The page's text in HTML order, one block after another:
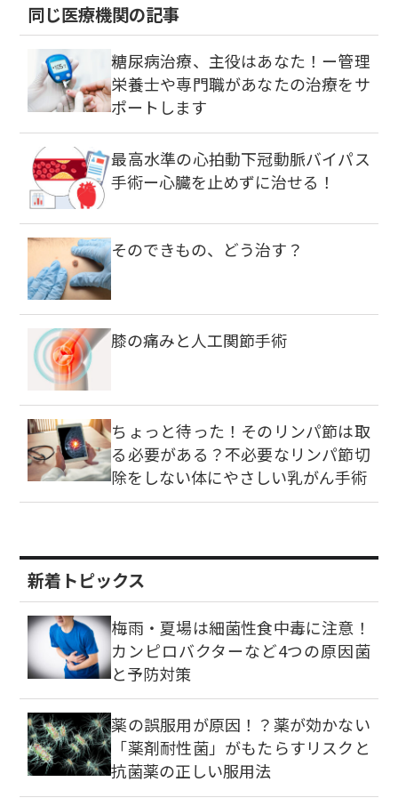
同じ医療機関の記事
糖尿病治療、主役はあなた！ー管理
栄養士や専門職があなたの治療をサ
ポートします
最高水準の心拍動下冠動脈バイパス
手術ー心臓を止めずに治せる！
そのできもの、どう治す？
膝の痛みと人工関節手術
ちょっと待った！そのリンパ節は取
る必要がある？不必要なリンパ節切
除をしない体にやさしい乳がん手術
新着トピックス
梅雨・夏場は細菌性食中毒に注意！
カンピロバクターなど4つの原因菌
と予防対策
薬の誤服用が原因！？薬が効かない
「薬剤耐性菌」がもたらすリスクと
抗菌薬の正しい服用法